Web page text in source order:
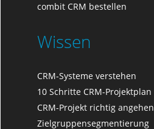
combit CRM bestellen
Wissen
CRM-Systeme verstehen
10 Schritte CRM-Projektplan
CRM-Projekt richtig angehen
Zielgruppensegmentierung